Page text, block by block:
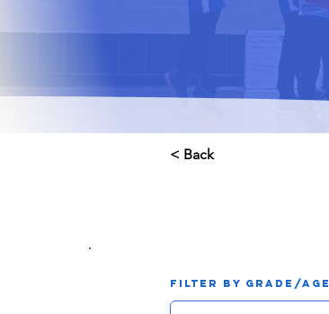
< Back
Filter by Grade/Age